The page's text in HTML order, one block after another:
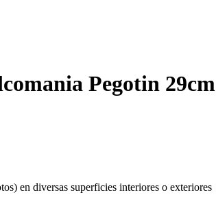
Pegotin 29cm
en diversas superficies interiores o exteriores